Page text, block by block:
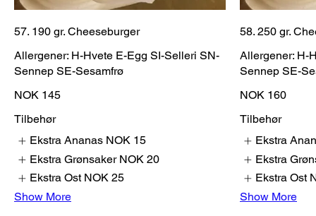
57. 190 gr. Cheeseburger
Allergener: H-Hvete E-Egg SI-Selleri SN-
Sennep SE-Sesamfrø
NOK 145
Tilbehør
Ekstra Ananas NOK 15
Ekstra Grønsaker NOK 20
Ekstra Ost NOK 25
Show More
58. 250 gr.
Allergener: H-
Sennep SE-
NOK 160
Tilbehør
Ekstra
Ekstra
Ekstra Ost
Show More